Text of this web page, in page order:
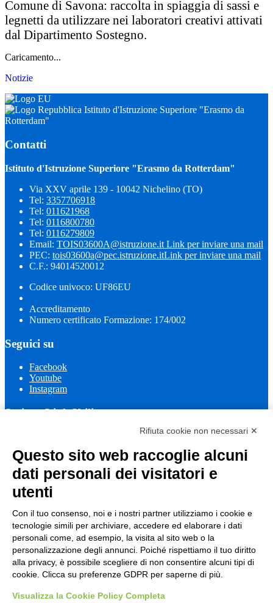
Comune di Savona: raccolta in spiaggia di sassi e
legnetti da utilizzare nei laboratori creativi attivati
dal Dipartimento Sostegno.
Caricamento...
Notizie
Istituto d'Istruzione Superiore "Erasmo da
Rotterdam"
Contatti
Istituto d'Istruzione Superiore "Erasmo da Rotterdam"
Via XXV aprile 139 - 10042 Nichelino (TO)
Tel: 3357706918
Tel: 011621968
Tel: 0116800780
Tel: 0116279809
Email: TOIS03600A@istruzione.it Link per inviare una mail
PEC: tois03600a@pec.istruzione.itLink per inviare una mail
C.F.: 94014520012
Codice univoco: UF86EU
Accreditamento
Numero certificato Formazione: 174/002
Seguici su
Facebook
Youtube
Instagram
Sezione Link Utili
Informativa Privacy
Ufficio Relazioni con il Pubblico
Dichiarazione di accessibilità
Obiettivi di accessibilità
Gestione consensi cookie
Amministrazione trasparente
Pagina visualizzata
773 volte
Sezione Copyright
Rifiuta cookie non necessari ✕
Questo sito web raccoglie alcuni
dati personali dei visitatori e
utenti
Con il tuo consenso, noi e i nostri partner utilizziamo i cookie e
tecnologie simili per archiviare, accedere ed elaborare i dati
personali come, ad esempio, la visita al sito web o la
personalizzazione degli annunci. Poiché rispettiamo il tuo diritto
alla privacy, è possibile scegliere di non consentire alcuni tipi di
cookie. Clicca su preferenze GDPR per saperne di più.
Visualizza la Cookie Policy Completa